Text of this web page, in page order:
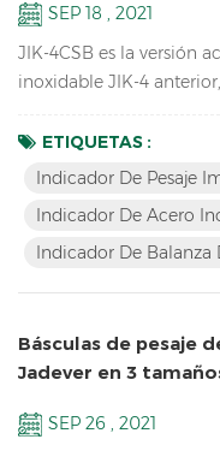
SEP 18 , 2021
JIK-4CSB es la versión
inoxidable JIK-4
prueba de agua,
también tiene la
impermeable de acero
de acero ino...
ETIQUETAS :
Indicador De Pesaje
Indicador De Acero
Indicador De Balanza
Básculas de pesaje
Jadever en 3
SEP 26 , 2021